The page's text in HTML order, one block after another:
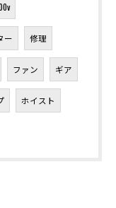
ー 修理
ファン ギア
ホイスト